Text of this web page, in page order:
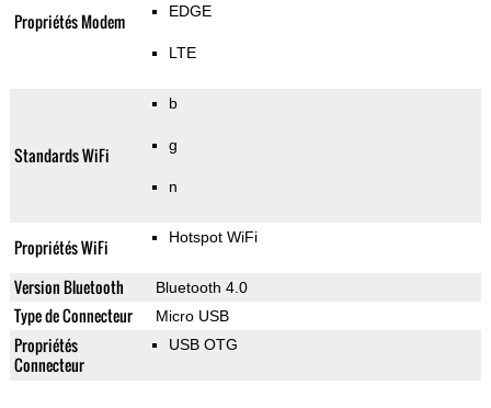
Propriétés Modem EDGE
LTE
Standards WiFi
b
g
n
Propriétés WiFi Hotspot WiFi
Version Bluetooth Bluetooth 4.0
Type de Connecteur Micro USB
Propriétés
Connecteur
USB OTG